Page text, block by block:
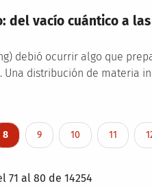
del vacío cuántico a
debió ocurrir algo que
distribución de materia
Página actual
8 Page
9 Page
10 Page
11
71 al 80 de 14254